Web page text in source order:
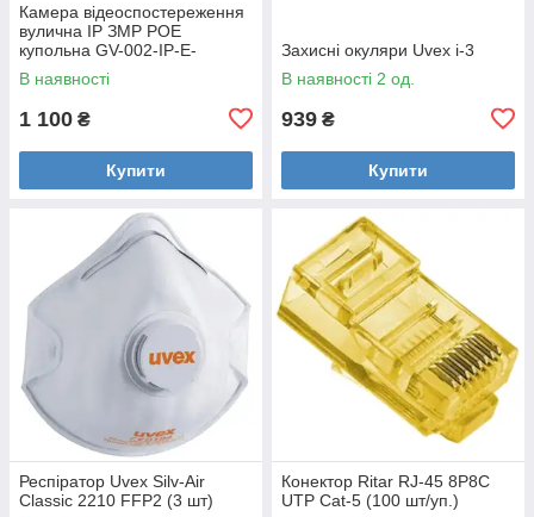
Камера відеоспостереження
вулична IP ЗMP POE
купольна GV-002-IP-E-
DOS24V-30 Уцінка
В наявності
1 100 ₴
Купити
Захисні окуляри Uvex i-3
В наявності 2 од.
939 ₴
Купити
Респіратор Uvex Silv-Air
Classic 2210 FFP2 (3 шт)
Конектор Ritar RJ-45 8P8C
UTP Cat-5 (100 шт/уп.)